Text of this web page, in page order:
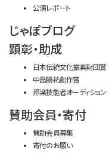
公演レポート
じゃぽブログ
顕彰・助成
日本伝統文化振興財団賞
中島勝祐創作賞
邦楽技能者オーディション
賛助会員・寄付
賛助会員募集
寄付のお願い